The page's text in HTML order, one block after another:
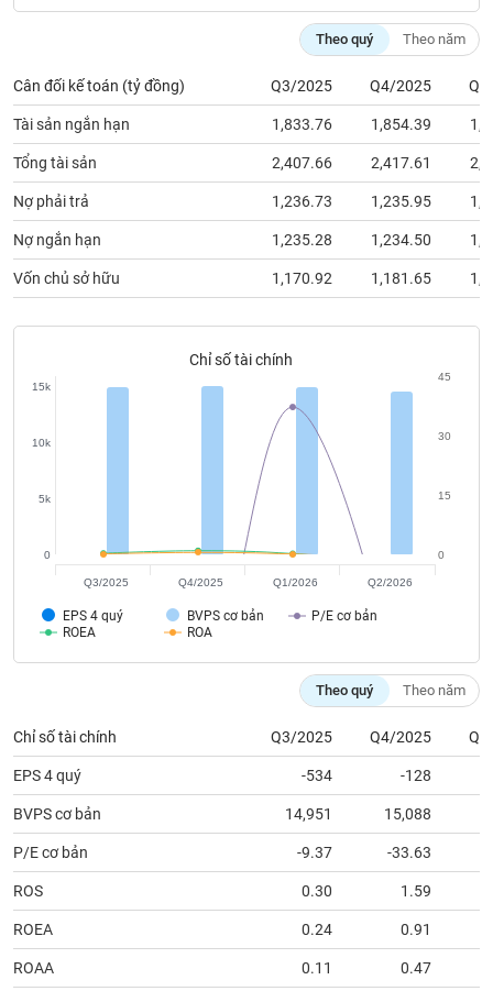
Theo quý Theo năm
Cân đối kế toán (tỷ đồng) Q3/2025 Q4/2025
Tài sản ngắn hạn 1,833.76 1,854.39
Tổng tài sản 2,407.66 2,417.61
Nợ phải trả 1,236.73 1,235.95
Nợ ngắn hạn 1,235.28 1,234.50
Vốn chủ sở hữu 1,170.92 1,181.65
Chỉ số tài chính
EPS 4 quý BVPS cơ bản
P/E cơ bản
ROEA
ROA
0
5k
10k
15k
0
15
30
45
Q3/2025 Q4/2025 Q1/2026 Q2/2026
Theo quý Theo năm
Chỉ số tài chính Q3/2025 Q4/2025
EPS 4 quý -534 -128
BVPS cơ bản 14,951 15,088
P/E cơ bản -9.37 -33.63
ROS 0.30 1.59
ROEA 0.24 0.91
ROAA 0.11 0.47
Công
cụ
tư
chính
chính